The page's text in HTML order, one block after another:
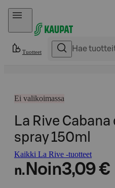
Hyppää sisältöön
Tuotteet
Ei valikoimassa
La Rive
spray 150ml
Kaikki La Rive -tuotteet
n. Noin3,09 €